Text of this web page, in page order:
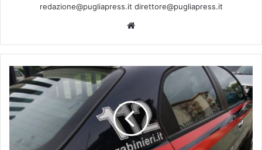
redazione@pugliapress.it direttore@pugliapress.it
te
F
o
g
g
i